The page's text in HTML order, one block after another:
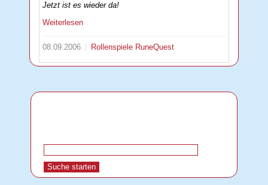
Jetzt ist es wieder da!
Weiterlesen
08.09.2006 Rollenspiele RuneQuest